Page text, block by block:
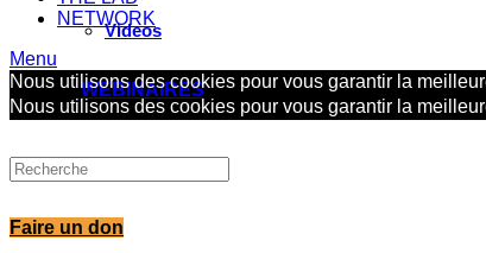
Videos
WEBINAIRES
Faire un don
NETWORK
Menu
Nous utilisons des cookies pour vous garantir la
Nous utilisons des cookies pour vous garantir la